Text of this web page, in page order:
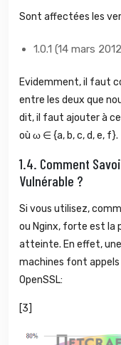
Sont affectées les
1.0.1 (14 mars
Evidemment, il faut
entre les deux que
dit, il faut ajouter à
où ω ∈ {a, b, c, d, e, f}.
1.4. Comment
Vulnérable ?
Si vous utilisez,
ou Nginx, forte est la
atteinte. En effet,
machines font
OpenSSL:
[3]